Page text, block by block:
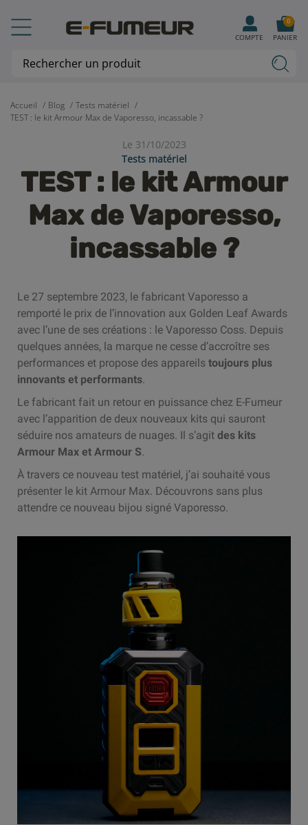
Accueil Blog
Tests matériel
TEST : le kit Armour Max de Vaporesso, incassable ?
Le 31/10/2023
Tests matériel
TEST : le kit Armour
Max de Vaporesso,
incassable ?
Le 27 septembre 2023, le fabricant Vaporesso a
remporté le prix de l’innovation aux Golden Leaf Awards
avec l’une de ses créations : le Vaporesso Coss. Depuis
quelques années, la marque ne cesse d’accroître ses
performances et propose des appareils toujours plus
innovants et performants.
Le fabricant fait un retour en puissance chez E-Fumeur
avec l’apparition de deux nouveaux kits qui sauront
séduire nos amateurs de nuages. Il s’agit des kits
Armour Max et Armour S.
À travers ce nouveau test matériel, j’ai souhaité vous
présenter le kit Armour Max. Découvrons sans plus
attendre ce nouveau bijou signé Vaporesso.
COMPTE PANIER
0